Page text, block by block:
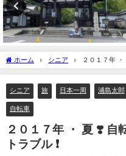
ホーム シニア
シニア 旅 日本一周 浦島太郎
自転車
２０１７年 ・ 夏 ❣️ 自
トラブル ❗️